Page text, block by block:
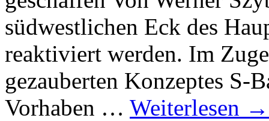
südwestlichen Eck des
reaktiviert werden. Im
gezauberten Konzeptes S-
Vorhaben … Weiterlesen →